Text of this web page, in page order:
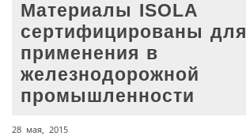
Материалы ISOLA
сертифицированы для
применения в
железнодорожной
промышленности
28 мая, 2015